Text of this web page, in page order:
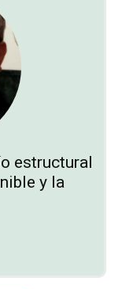
estructural
y la